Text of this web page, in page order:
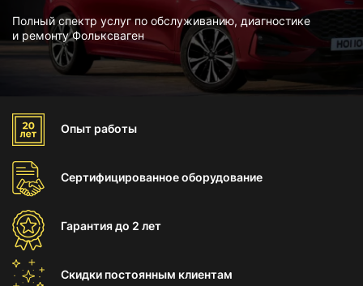
Полный спектр услуг по обслуживанию, диагностике
и ремонту Фольксваген
Опыт работы
Сертифицированноеоборудование
Гарантиядо 2 лет
Скидки постоянным клиентам